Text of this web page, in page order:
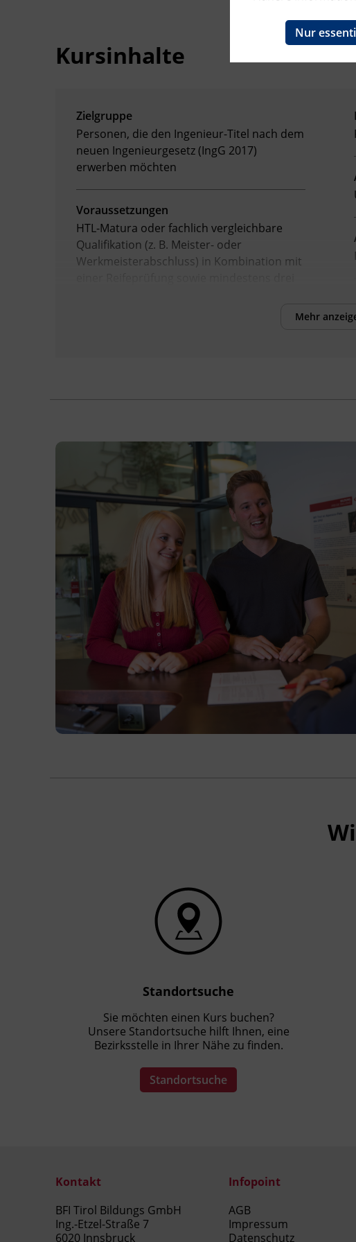
BFI SchwazKursinhalte
Zielgruppe
Personen, die den Ingenieur-Titel nach dem
neuen Ingenieurgesetz (IngG 2017)
erwerben möchten
Voraussetzungen
HTL-Matura oder fachlich vergleichbare
Qualifikation (z. B. Meister- oder
Werkmeisterabschluss) in Kombination mit
Antragsformular (Download unter
www.ingzert.tirol)
Lichtbildausweis
Nachweise über Bildungsabschlüsse
Nachweis der beruflichen Praxis
Tätigkeitsbeschreibung
Kursformat
Präsenzunterricht
Mehr
Standortsuche
Sie möchten einen Kurs buchen?
Unsere Standortsuche hilft Ihnen, eine
Bezirksstelle in Ihrer Nähe zu finden.
Standortsuche
Kontakt
BFI Tirol Bildungs GmbH
Ing.-Etzel-Straße 7
6020 Innsbruck
Infopoint
AGB
Impressum
Datenschutz
Nur